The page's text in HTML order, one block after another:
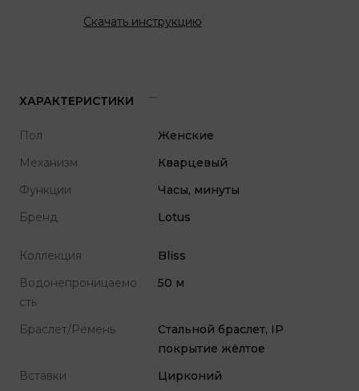
Скачать инструкцию
ХАРАКТЕРИСТИКИ
Пол
Женские
Механизм
Кварцевый
Функции
Часы, минуты
Бренд
Lotus
Коллекция
Bliss
Водонепроницаемо
сть
50 м
Браслет/Ремень
Стальной браслет, IP
покрытие жёлтое
Вставки
Цирконий